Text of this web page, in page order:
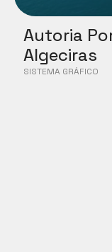
Autoria
Algeciras
SISTEMA GRÁFICO